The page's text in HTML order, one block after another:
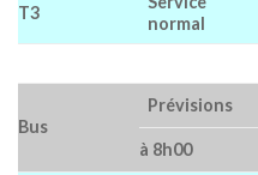
T3
normal
Bus
Prévisions
à 8h00